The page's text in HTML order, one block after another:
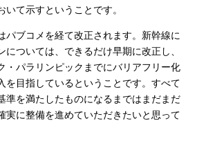
て示すということです。
パブコメを経て改正されます。新幹線に
については、できるだけ早期に改正し、
・パラリンピックまでにバリアフリー化
を目指しているということです。すべて
準を満たしたものになるまではまだまだ
実に整備を進めていただきたいと思って